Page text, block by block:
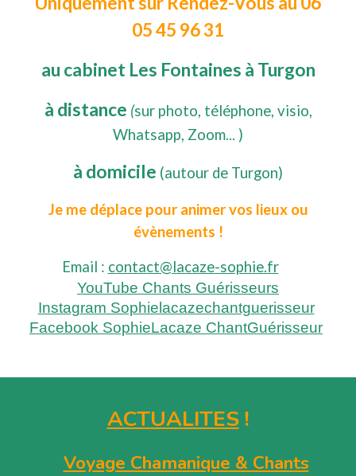
05 45 96 31
au cabinet Les Fontaines à Turgon
à distance (sur photo, téléphone, visio,
Whatsapp, Zoom... )
à domicile (autour de Turgon)
Je me déplace pour animer vos lieux ou
évènements !
Email : contact@lacaze-sophie.fr
YouTube Chants Guérisseurs
Instagram Sophielacazechantguerisseur
Facebook SophieLacaze ChantGuérisseur
ACTUALITES!
Voyage Chamanique & Chants